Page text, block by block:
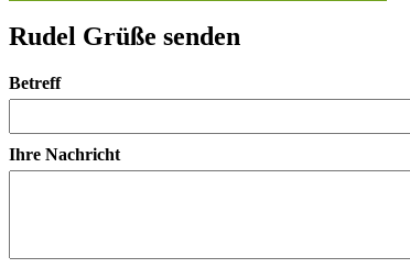
Rudel Grüße senden
Betreff
Ihre Nachricht